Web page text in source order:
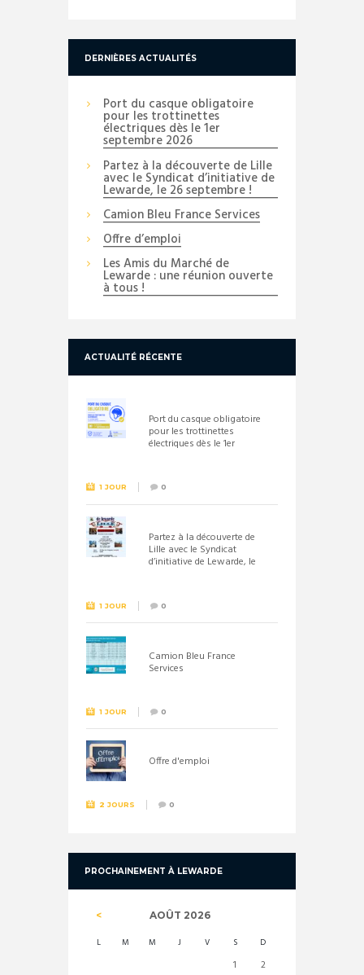
DERNIÈRES ACTUALITÉS
Port du casque obligatoire
pour les trottinettes
électriques dès le 1er
septembre 2026
Partez à la découverte de Lille
avec le Syndicat d’initiative de
Lewarde, le 26 septembre !
Camion Bleu France Services
Offre d’emploi
Les Amis du Marché de
Lewarde : une réunion ouverte
à tous !
ACTUALITÉ RÉCENTE
Port du casque obligatoire
pour les trottinettes
électriques dès le 1er
1 JOUR 0
Partez à la découverte de
Lille avec le Syndicat
d’initiative de Lewarde, le
1 JOUR 0
Camion Bleu France
Services
1 JOUR 0
Offre d'emploi
2 JOURS 0
PROCHAINEMENT À LEWARDE
AOÛT 2026
L M M J V S D
1 2